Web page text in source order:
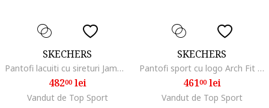
SKECHERS
Pantofi lacuiti cu sireturi Jammers Cool Block, Visiniu
48200lei
Vandut de Top Sport
SKECHERS
Pantofi sport cu logo Arch Fit Vivid, Rosu vermillion
46100lei
Vandut de Top Sport